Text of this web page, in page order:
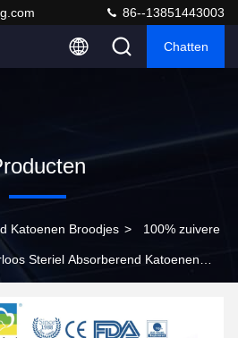
86--13851443003
Chatten
Katoenen Broodjes > 100% zuivere
Steriel Absorberend Katoenen